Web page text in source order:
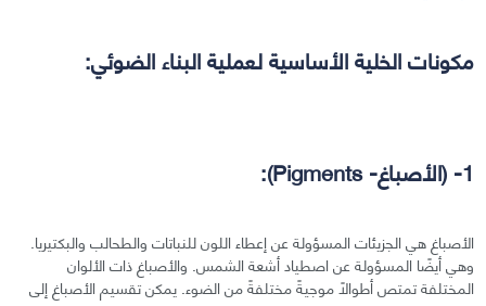
مكونات الخلية الأساسية لعملية البناء الضوئي:
1- (الأصباغ- Pigments):
الأصباغ هي الجزيئات المسؤولة عن إعطاء اللون للنباتات والطحالب والبكتيريا.
وهي أيضًا المسؤولة عن اصطياد أشعة الشمس. والأصباغ ذات الألوان
المختلفة تمتص أطوالًا موجيةً مختلفةً من الضوء. يمكن تقسيم الأصباغ إلى